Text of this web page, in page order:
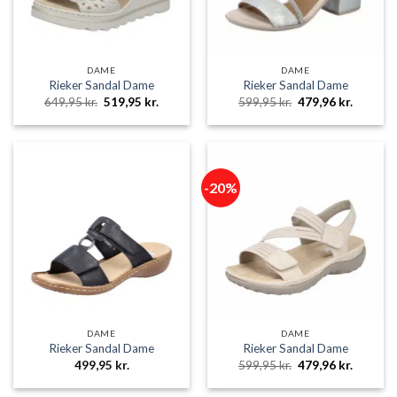
DAME
Rieker Sandal Dame
649,95kr. Den
oprindelige
pris
519,95 kr.
pris
519,95 kr..
DAME
Rieker Sandal Dame
599,95kr. Den
oprindelige
pris
479,96 kr.
pris
479,96
DAME
Rieker Sandal Dame
499,95 kr.
-20%
DAME
Rieker Sandal Dame
599,95kr. Den
oprindelige
pris
479,96 kr.
pris